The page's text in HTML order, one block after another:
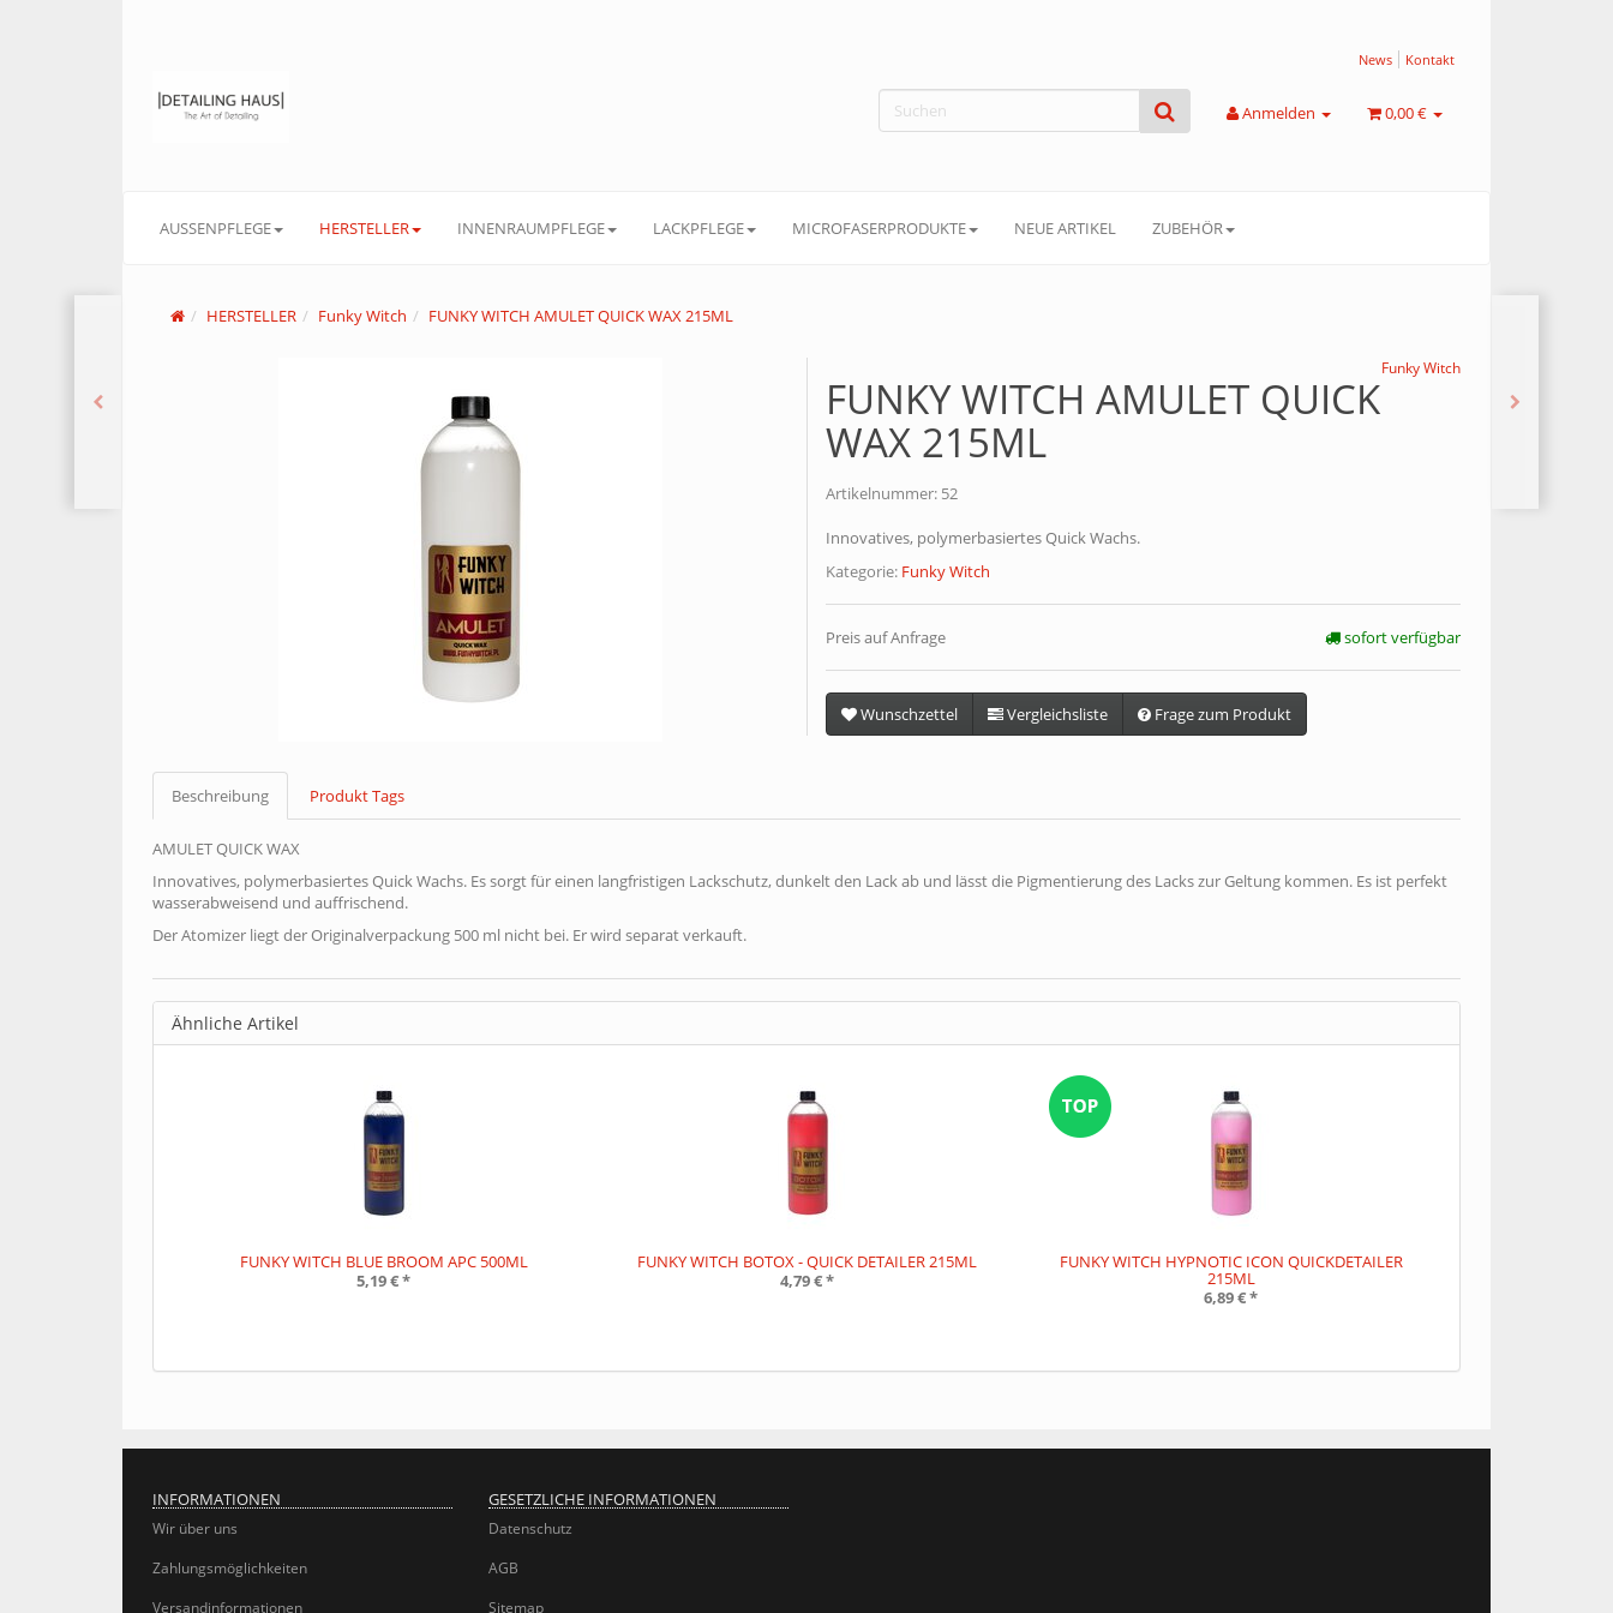
News Kontakt
Anmelden 0,00 €
AUSSENPFLEGE HERSTELLER INNENRAUMPFLEGE LACKPFLEGE MICROFASERPRODUKTE NEUE ARTIKEL ZUBEHÖR
HERSTELLER Funky Witch FUNKY WITCH AMULET QUICK WAX 215ML
Funky Witch
FUNKY WITCH AMULET QUICK
WAX 215ML
Artikelnummer: 52
Innovatives, polymerbasiertes Quick Wachs.
Kategorie: Funky Witch
Preis auf Anfrage sofort verfügbar
Wunschzettel Vergleichsliste Frage zum Produkt
Beschreibung Produkt Tags
AMULET QUICK WAX
Innovatives, polymerbasiertes Quick Wachs. Es sorgt für einen langfristigen Lackschutz, dunkelt den Lack ab und lässt die Pigmentierung des Lacks zur Geltung kommen. Es ist perfekt
wasserabweisend und auffrischend.
Der Atomizer liegt der Originalverpackung 500 ml nicht bei. Er wird separat verkauft.
Ähnliche Artikel
FUNKY WITCH BLUE BROOM APC 500ML
5,19 €*
FUNKY WITCH BOTOX - QUICK DETAILER 215ML
4,79 €*
FUNKY WITCH HYPNOTIC ICON QUICKDETAILER
215ML
6,89 €*
INFORMATIONEN
Wir über uns
Zahlungsmöglichkeiten
Versandinformationen
GESETZLICHE INFORMATIONEN
Datenschutz
AGB
Sitemap